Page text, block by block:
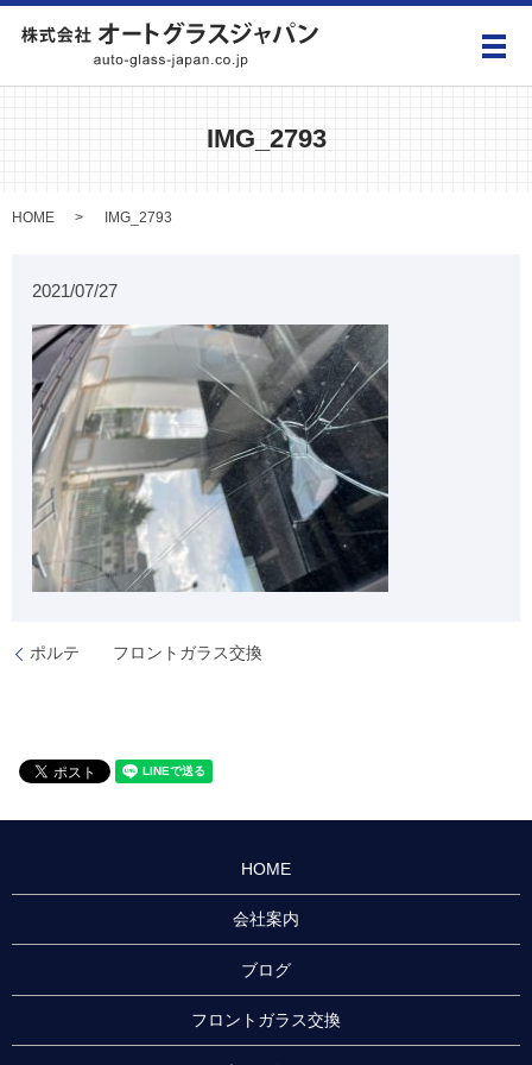
メ
IMG_2793
HOME IMG_2793
2021/07/27
ポルテ フロントガラス交換
HOME
会社案内
ブログ
フロントガラス交換